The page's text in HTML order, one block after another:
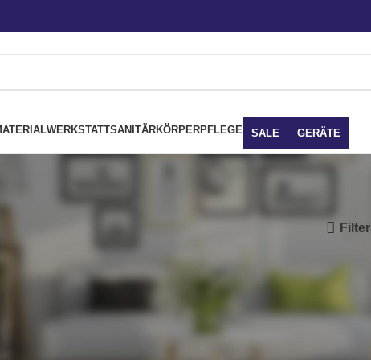
WERKSTATTSANITÄRKÖRPERPFLEGE SALE GERÄTE
Filter